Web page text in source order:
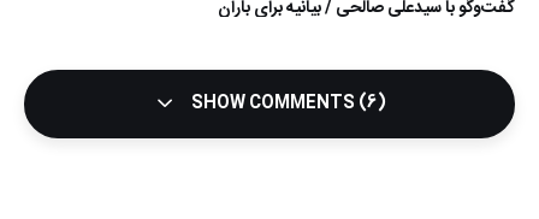
گفت‌وگو با سيدعلي صالحي / بیانیه برای باران
SHOW COMMENTS (6)